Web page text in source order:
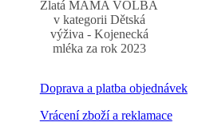
Zlatá MAMA VOLBA
v kategorii Dětská
výživa - Kojenecká
mléka za rok 2023
Doprava a platba objednávek
Vrácení zboží a reklamace